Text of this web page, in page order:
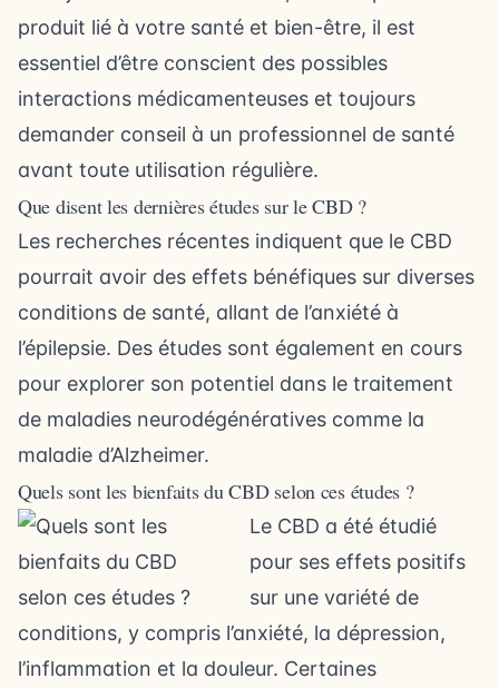
produit lié à votre santé et bien-être, il est
essentiel d’être conscient des possibles
interactions médicamenteuses et toujours
demander conseil à un professionnel de santé
avant toute utilisation régulière.
Que disent les dernières études sur le CBD ?
Les recherches récentes indiquent que le CBD
pourrait avoir des effets bénéfiques sur diverses
conditions de santé, allant de l’anxiété à
l’épilepsie. Des études sont également en cours
pour explorer son potentiel dans le traitement
de maladies neurodégénératives comme la
maladie d’Alzheimer.
Quels sont les bienfaits du CBD selon ces études ?
Le CBD a été étudié
pour ses effets positifs
sur une variété de
conditions, y compris l’anxiété, la dépression,
l’inflammation et la douleur. Certaines